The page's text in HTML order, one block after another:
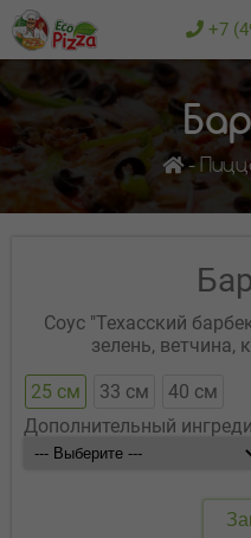
+7
Соус "Техасский
зелень, ветчина,
25 см 33 см
40 см
Дополнительный